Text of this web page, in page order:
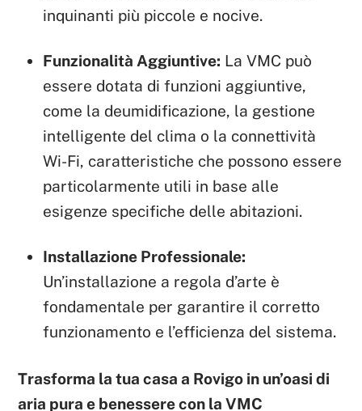
inquinanti più piccole e nocive.
Funzionalità Aggiuntive: La VMC può
essere dotata di funzioni aggiuntive,
come la deumidificazione, la gestione
intelligente del clima o la connettività
Wi-Fi, caratteristiche che possono essere
particolarmente utili in base alle
esigenze specifiche delle abitazioni.
Installazione Professionale:
Un’installazione a regola d’arte è
fondamentale per garantire il corretto
funzionamento e l’efficienza del sistema.
Trasforma la tua casa a Rovigo in un’oasi di
aria pura e benessere con la VMC